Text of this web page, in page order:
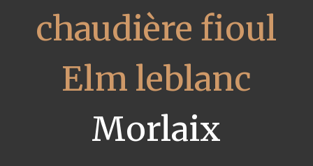
chaudière fioul
Elm leblanc
Morlaix